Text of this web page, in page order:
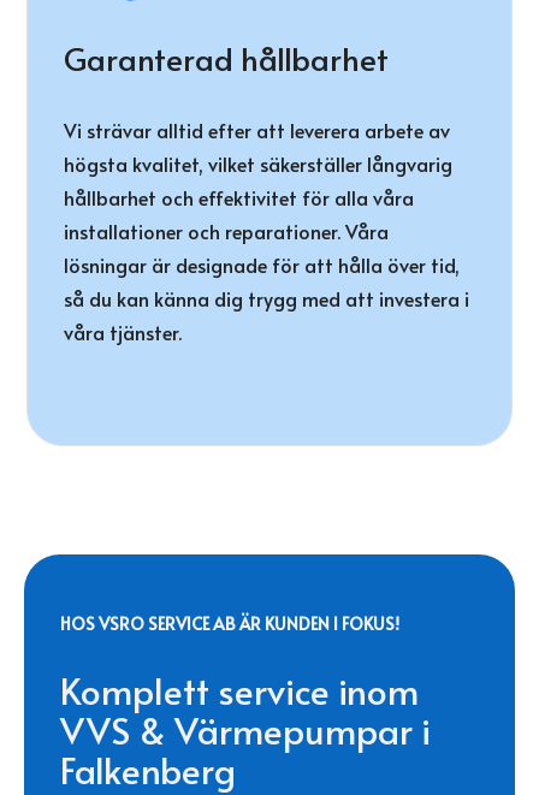
Garanterad hållbarhet
Vi strävar alltid efter att leverera arbete av
högsta kvalitet, vilket säkerställer långvarig
hållbarhet och effektivitet för alla våra
installationer och reparationer. Våra
lösningar är designade för att hålla över tid,
så du kan känna dig trygg med att investera i
våra tjänster.
HOS VSRO SERVICE AB ÄR KUNDEN I FOKUS!
Komplett service inom
VVS & Värmepumpar i
Falkenberg